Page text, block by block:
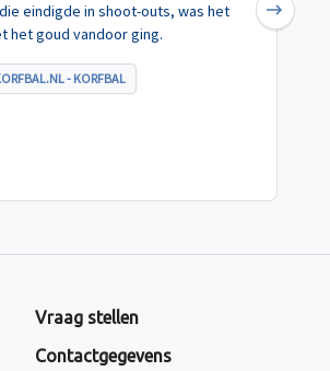
eindigde in shoot-outs, was het
het goud vandoor ging.
- KORFBAL
Next
Vraag stellen
Contactgegevens